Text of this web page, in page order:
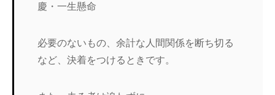
慶・一生懸命
必要のないもの、余計な人間関係を断ち切る
など、決着をつけるときです。